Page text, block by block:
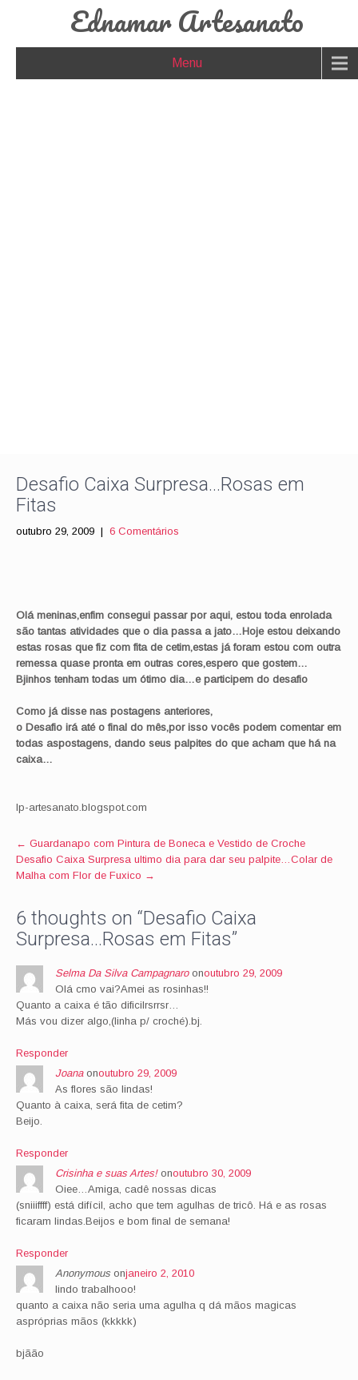
Ednamar Artesanato
Menu
Desafio Caixa Surpresa…Rosas em
Fitas
outubro 29, 2009 | 6 Comentários
Olá meninas,enfim consegui passar por aqui, estou toda enrolada
são tantas atividades que o dia passa a jato…Hoje estou deixando
estas rosas que fiz com fita de cetim,estas já foram estou com outra
remessa quase pronta em outras cores,espero que gostem…
Bjinhos tenham todas um ótimo dia…e participem do desafio
Como já disse nas postagens anteriores,
o Desafio irá até o final do mês,por isso vocês podem comentar em
todas aspostagens, dando seus palpites do que acham que há na
caixa…
lp-artesanato.blogspot.com
Post
navigation
← Guardanapo com Pintura de Boneca e Vestido de Croche
Desafio Caixa Surpresa ultimo dia para dar seu palpite…Colar de
Malha com Flor de Fuxico →
6 thoughts on “Desafio Caixa
Surpresa…Rosas em Fitas”
Selma Da Silva Campagnaroonoutubro 29, 2009
Olá cmo vai?Amei as rosinhas!!
Quanto a caixa é tão dificilrsrrsr…
Más vou dizer algo,(linha p/ croché).bj.
Responder
Joanaonoutubro 29, 2009
As flores são lindas!
Quanto à caixa, será fita de cetim?
Beijo.
Responder
Crisinha e suas Artes!onoutubro 30, 2009
Oiee…Amiga, cadê nossas dicas
(sniiiffff) está difícil, acho que tem agulhas de tricô. Há e as rosas
ficaram lindas.Beijos e bom final de semana!
Responder
Anonymous onjaneiro 2, 2010
lindo trabalhooo!
quanto a caixa não seria uma agulha q dá mãos magicas
aspróprias mãos (kkkkk)
bjãão